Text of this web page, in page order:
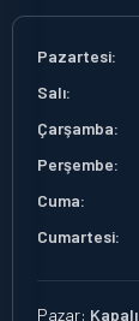
Pazartesi:
Salı:
Çarşamba:
Perşembe:
Cuma:
Cumartesi:
Pazar: Kapalı